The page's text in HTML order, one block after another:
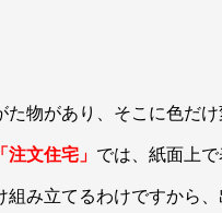
た物があり、そこに色だ
「注文住宅」 では、紙面上
組み立てるわけですから